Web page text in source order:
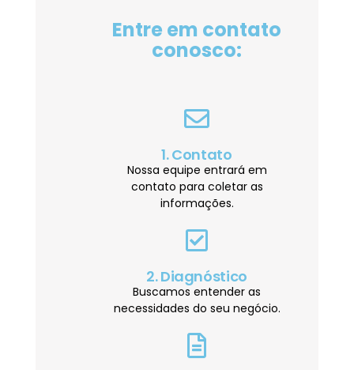
Entre em contato
conosco:
1. Contato
Nossa equipe entrará em
contato para coletar as
informações.
2. Diagnóstico
Buscamos entender as
necessidades do seu negócio.